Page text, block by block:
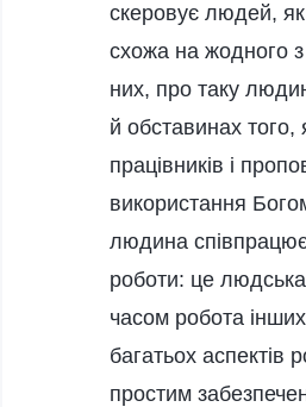
скеровує людей,
схожа на жодного
них, про таку
й обставинах того,
працівників і
використання
людина співпрацює
роботи: це
часом робота
багатьох
простим